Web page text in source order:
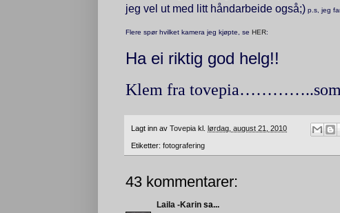
jeg vel ut med litt håndarbeide også;) p.s, jeg
Flere spør hvilket kamera jeg kjøpte, se HER:
Ha ei riktig god helg!!
Klem fra tovepia…………..som
Lagt inn av Tovepia kl. lørdag, august 21, 2010
Etiketter: fotografering
43 kommentarer:
Laila -Karin sa...